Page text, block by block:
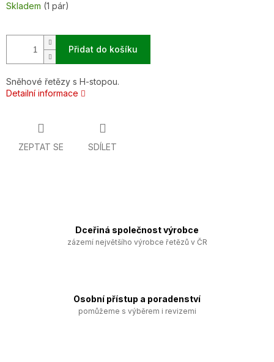
Skladem (1 pár)
Přidat do košíku
Sněhové řetězy s H-stopou.
Detailní informace
ZEPTAT SE SDÍLET
Dceřiná společnost výrobce
zázemí největšího výrobce řetězů v ČR
Osobní přístup a poradenství
pomůžeme s výběrem i revizemi